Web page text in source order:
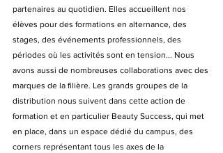
partenaires au quotidien. Elles accueillent nos
élèves pour des formations en alternance, des
stages, des événements professionnels, des
périodes où les activités sont en tension... Nous
avons aussi de nombreuses collaborations avec des
marques de la filière. Les grands groupes de la
distribution nous suivent dans cette action de
formation et en particulier Beauty Success, qui met
en place, dans un espace dédié du campus, des
corners représentant tous les axes de la